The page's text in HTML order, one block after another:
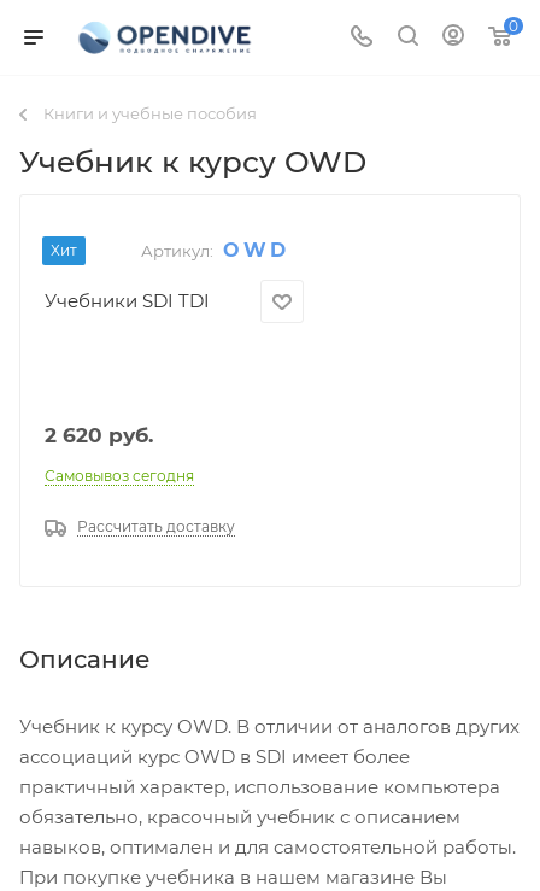
0
Книги и учебные пособия
Учебник к курсу OWD
Хит Артикул: OWD
Учебники SDI TDI
2 620 руб.
Самовывоз сегодня
Рассчитать доставку
Описание
Учебник к курсу OWD. В отличии от аналогов других
ассоциаций курс OWD в SDI имеет более
практичный характер, использование компьютера
обязательно, красочный учебник с описанием
навыков, оптимален и для самостоятельной работы.
При покупке учебника в нашем магазине Вы